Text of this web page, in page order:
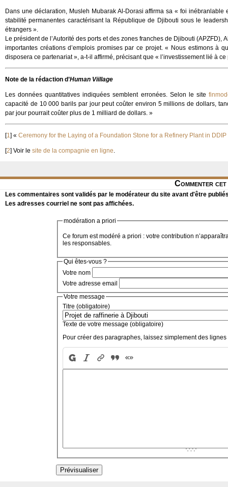
Dans une déclaration, Musleh Mubarak Al-Dorasi affirma sa « foi
stabilité permanentes caractérisant la République de Djibouti sous le
étrangers ».
Le président de l’Autorité des ports et des zones franches de Djibouti
importantes créations d’emplois promises par ce projet. « Nous estimons à
disposera ce partenariat », a-t-il affirmé, précisant que « l’investissement lié à
Note de la rédaction d’Human Viillage
Les données quantitatives indiquées semblent erronées. Selon le site
capacité de 10 000 barils par jour peut coûter environ 5 millions de dollars,
par jour pourrait coûter plus de 1 milliard de dollars. »
[1] « Ceremony for the Laying of a Foundation Stone for a Refinery Plant in DDIP
[2] Voir le site de la compagnie en ligne.
Commenter
Les commentaires sont validés par le modérateur du site avant d'être
Les adresses courriel ne sont pas affichées.
modération a priori
Ce forum est modéré a priori : votre contribution
les responsables.
Qui êtes-vous ?
Votre nom
Votre adresse email
Votre message
Titre (obligatoire)
Texte de votre message (obligatoire)
Pour créer des paragraphes, laissez simplement des lignes